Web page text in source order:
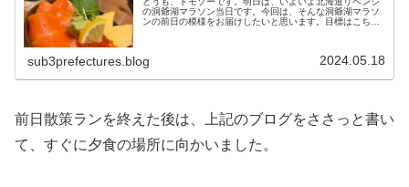
の洞爺湖マラソン当日です。今回は、そんな洞爺湖マラソ
ンの前日の模様をお届けしたいと思います。目標はこちら
sub3prefectures.blog 2024.05.18
前日散策ランを終えた後は、上記のブログをささっと書い
て、すぐに夕食の場所に向かいました。